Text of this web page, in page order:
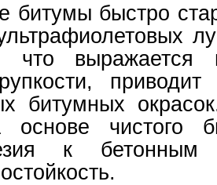
битумы быстро
что
битумных
основе чистого
к бетонным